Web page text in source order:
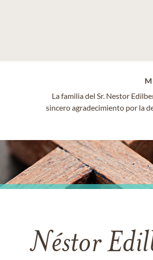
La familia del Sr. Nestor
sincero agradecimiento por la
Néstor